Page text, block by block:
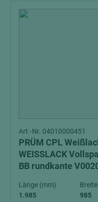
Art.-Nr. 04010000451
PRÜM CPL
WEISSLACK
BB rundkante
Länge (mm)
1.985
985